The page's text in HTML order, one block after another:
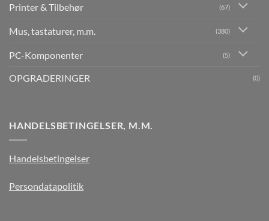
Printer & Tilbehør (67)
Mus, tastaturer, m.m. (380)
PC-Komponenter (5)
OPGRADERINGER (0)
HANDELSBETINGELSER, M.M.
Handelsbetingelser
Persondatapolitik